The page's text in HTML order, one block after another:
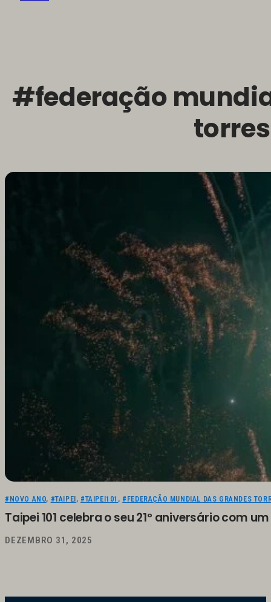
#federação
torres
#NOVO ANO, #TAIPEI , #TAIPEI101 , #FEDERAÇÃO MUNDIAL DAS GRANDES
Taipei 101 celebra o seu 21º aniversário com
DEZEMBRO 31, 2025